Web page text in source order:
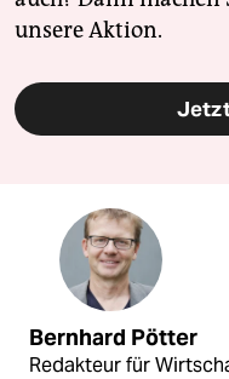
unsere Aktion.
Bernhard Pötter
Redakteur für